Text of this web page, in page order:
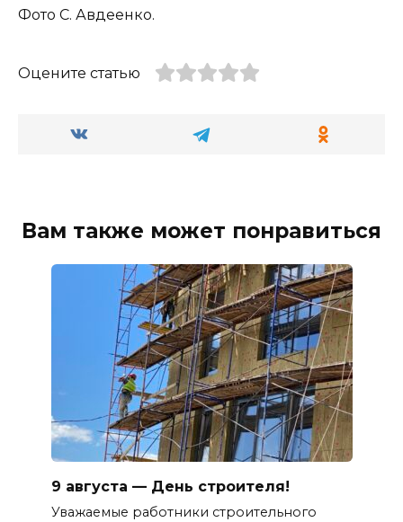
Фото С. Авдеенко.
Оцените статью
Вам также может понравиться
9 августа — День строителя!
Уважаемые работники строительного